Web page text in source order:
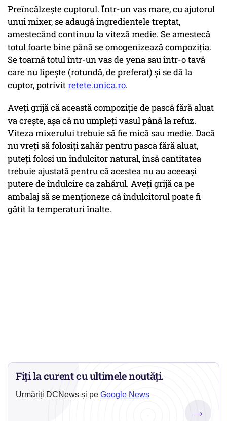
Preîncălzește cuptorul. Într-un vas mare, cu ajutorul
unui mixer, se adaugă ingredientele treptat,
amestecând continuu la viteză medie. Se amestecă
totul foarte bine până se omogenizează compoziția.
Se toarnă totul într-un vas de yena sau într-o tavă
care nu lipește (rotundă, de preferat) și se dă la
cuptor, potrivitretete.unica.ro.
Aveţi grijă că această compoziţie de pască fără aluat
va creşte, aşa că nu umpleţi vasul până la refuz.
Viteza mixerului trebuie să fie mică sau medie. Dacă
nu vreți să folosiți zahăr pentru pasca fără aluat,
puteți folosi un îndulcitor natural, însă cantitatea
trebuie ajustată pentru că acestea nu au aceeași
putere de îndulcire ca zahărul. Aveți grijă ca pe
ambalaj să se menționeze că îndulcitorul poate fi
gătit la temperaturi înalte.
Fiți la curent cu ultimele noutăți.
Urmăriți DCNews și pe Google News
→